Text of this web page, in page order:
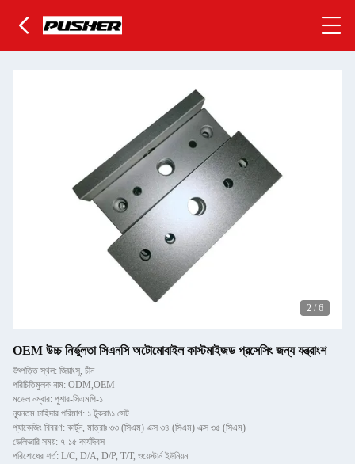
2 / 6
OEM উচ্চ নির্ভুলতা সিএনসি অটোমোবাইল কাস্টমাইজড প্রসেসিং জন্য যন্ত্রাংশ
উৎপত্তি স্থল: জিয়াংসু, চীন
পরিচিতিমুলক নাম: ODM,OEM
মডেল নম্বার: পুশার-সিএমপি-১
ন্যূনতম চাহিদার পরিমাণ: ১ টুকরা\১ সেট
প্যাকেজিং বিবরণ: কার্টুন, মাত্রাঃ ৩৩ (সিএম) এক্স ৩৪ (সিএম) এক্স ৩৫ (সিএম)
ডেলিভারি সময়: ৭-১৫ কার্যদিবস
পরিশোধের শর্ত: L/C, D/A, D/P, T/T, ওয়েস্টার্ন ইউনিয়ন